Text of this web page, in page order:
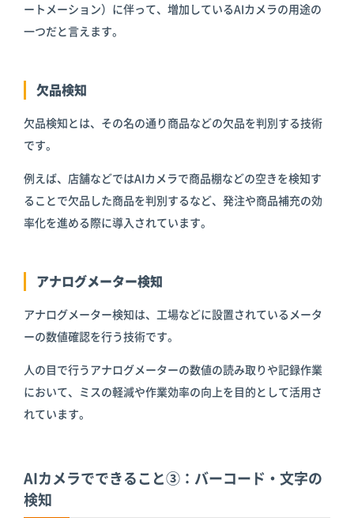
ートメーション）に伴って、増加しているAIカメラの用途の
一つだと言えます。
欠品検知
欠品検知とは、その名の通り商品などの欠品を判別する技術
です。
例えば、店舗などではAIカメラで商品棚などの空きを検知す
ることで欠品した商品を判別するなど、発注や商品補充の効
率化を進める際に導入されています。
アナログメーター検知
アナログメーター検知は、工場などに設置されているメータ
ーの数値確認を行う技術です。
人の目で行うアナログメーターの数値の読み取りや記録作業
において、ミスの軽減や作業効率の向上を目的として活用さ
れています。
AIカメラでできること③：バーコード・文字の
検知